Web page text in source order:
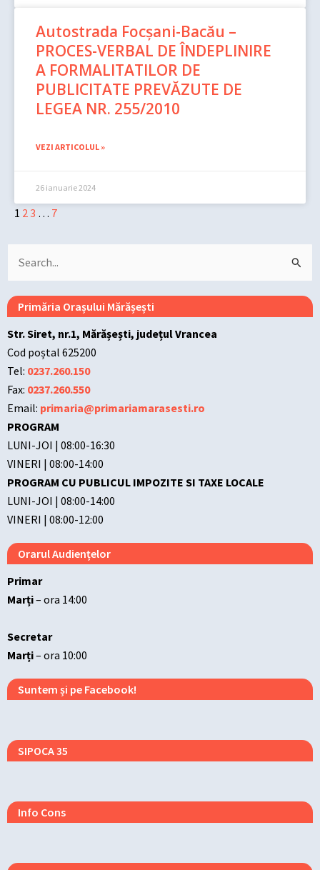
Autostrada Focşani-Bacău –
PROCES-VERBAL DE ÎNDEPLINIRE
A FORMALITATILOR DE
PUBLICITATE PREVĂZUTE DE
LEGEA NR. 255/2010
VEZI ARTICOLUL »
26 ianuarie 2024
1 23 … 7
Search
for:
Primăria Orașului Mărășești
Str. Siret, nr.1, Mărășești, județul Vrancea
Cod poștal 625200
Tel: 0237.260.150
Fax: 0237.260.550
Email: primaria@primariamarasesti.ro
PROGRAM
LUNI-JOI | 08:00-16:30
VINERI | 08:00-14:00
PROGRAM CU PUBLICUL IMPOZITE SI TAXE LOCALE
LUNI-JOI | 08:00-14:00
VINERI | 08:00-12:00
Orarul Audiențelor
Primar
Marți– ora 14:00
Secretar
Marți– ora 10:00
Suntem și pe Facebook!
SIPOCA 35
Info Cons